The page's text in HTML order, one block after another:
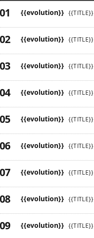
{{evolution}} {{TITLE}}
{{evolution}} {{TITLE}}
{{evolution}} {{TITLE}}
{{evolution}} {{TITLE}}
{{evolution}} {{TITLE}}
{{evolution}} {{TITLE}}
{{evolution}} {{TITLE}}
{{evolution}} {{TITLE}}
{{evolution}} {{TITLE}}